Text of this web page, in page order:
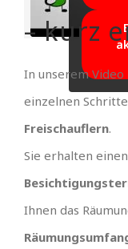
– kurz
In unserem Video
einzelnen
Freischauflern.
Sie erhalten einen
Ihnen das